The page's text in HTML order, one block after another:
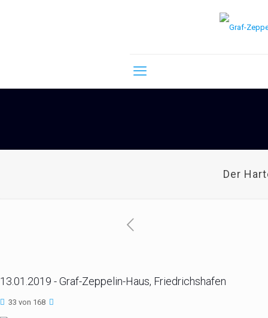
Der
13.01.2019 - Graf-Zeppelin-Haus, Friedrichshafen
33 von 168